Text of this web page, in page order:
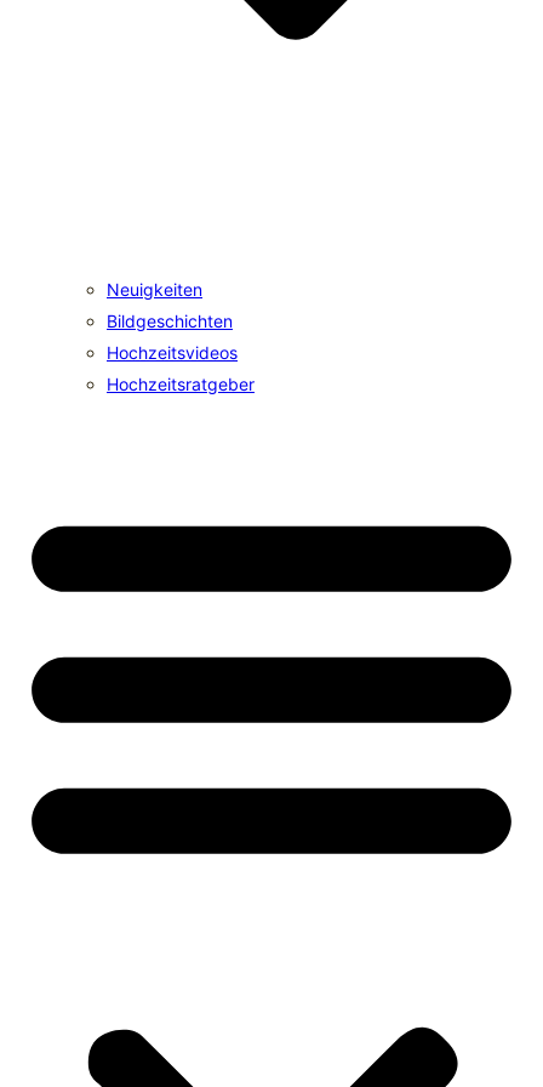
Neuigkeiten
Bildgeschichten
Hochzeitsvideos
Hochzeitsratgeber